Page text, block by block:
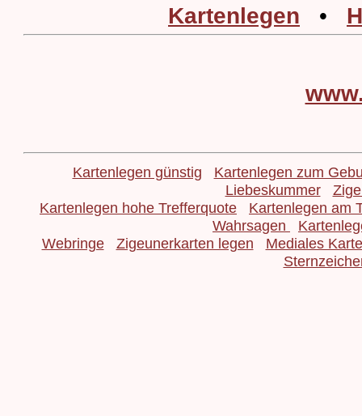
Kartenlegen •
Kartenlegen günstig
Kartenlegen zum
Liebeskummer
Kartenlegen hohe Trefferquote
Kartenlegen am
Wahrsagen
Webringe
Zigeunerkarten legen
Mediales